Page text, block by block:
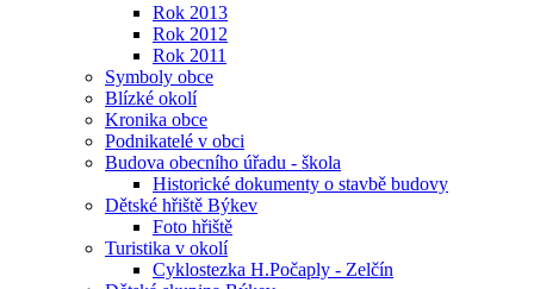
Rok 2013
Rok 2012
Rok 2011
Symboly obce
Blízké okolí
Kronika obce
Podnikatelé v obci
Budova obecního úřadu - škola
Historické dokumenty o stavbě budovy
Dětské hřiště Býkev
Foto hřiště
Turistika v okolí
Cyklostezka H.Počaply - Zelčín